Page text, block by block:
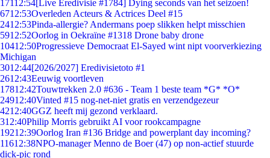
17112:54[Live Eredivisie #1784] Dying seconds van het seizoen!
6712:53Overleden Acteurs & Actrices Deel #15
2412:53Pinda-allergie? Andermans poep slikken helpt misschien
5912:52Oorlog in Oekraïne #1318 Drone baby drone
10412:50Progressieve Democraat El-Sayed wint nipt voorverkiezing
Michigan
3012:44[2026/2027] Eredivisietoto #1
2612:43Eeuwig voortleven
17812:42Touwtrekken 2.0 #636 - Team 1 beste team *G* *O*
24912:40Vinted #15 nog-net-niet gratis en verzendgezeur
4212:40GGZ heeft mij gezond verklaard.
312:40Philip Morris gebruikt AI voor rookcampagne
19212:39Oorlog Iran #136 Bridge and powerplant day incoming?
11612:38NPO-manager Menno de Boer (47) op non-actief stuurde
dick-pic rond